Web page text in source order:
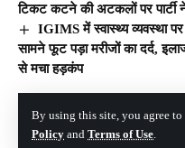
By using this site, you agree to
Policy and Terms of Use.
टिकट कटने की अटकलों पर पार्टी ने
IGIMS में स्वास्थ्य व्यवस्था
सामने फूट पड़ा मरीजों का दर्द,
से मचा हड़कंप
© The Hill India. All Rights